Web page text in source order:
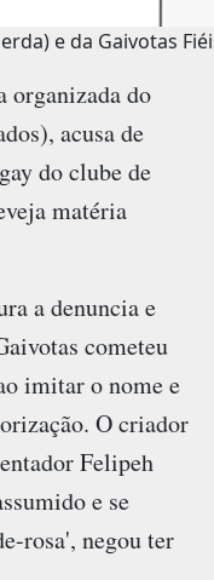
e da Gaivotas
organizada do
acusa de
do clube de
matéria
a denuncia e
cometeu
imitar o nome e
O criador
Felipeh
e se
rosa', negou ter